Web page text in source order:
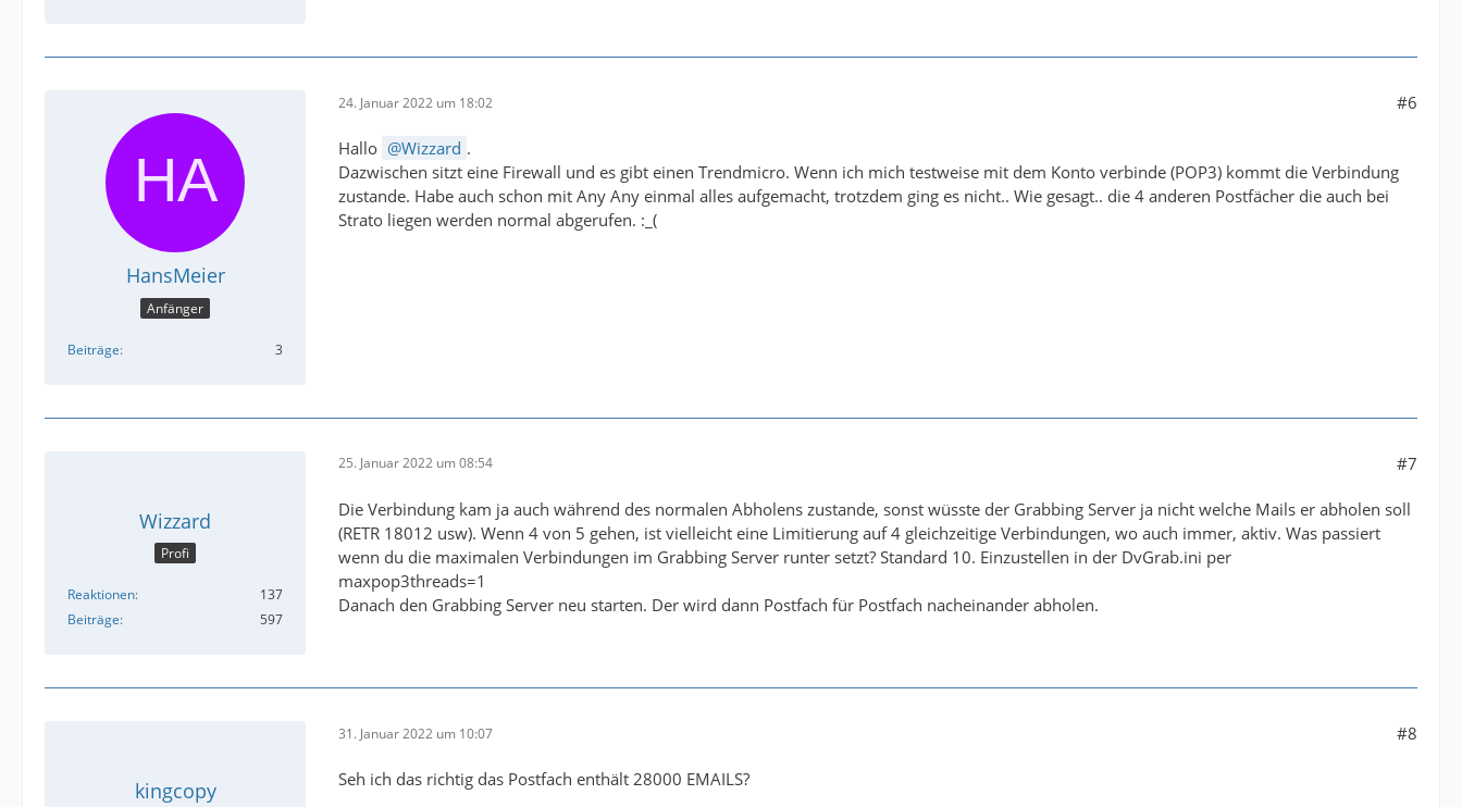
HansMeier
Anfänger
Beiträge 3
24. Januar 2022 um 18:02 #6
Hallo Wizzard .
Dazwischen sitzt eine Firewall und es gibt einen Trendmicro. Wenn ich mich testweise mit dem Konto verbinde (POP3) kommt die Verbindung
zustande. Habe auch schon mit Any Any einmal alles aufgemacht, trotzdem ging es nicht.. Wie gesagt.. die 4 anderen Postfächer die auch bei
Strato liegen werden normal abgerufen. :_(
Wizzard
Profi
Reaktionen
137
Beiträge
597
25. Januar 2022 um 08:54 #7
Die Verbindung kam ja auch während des normalen Abholens zustande, sonst wüsste der Grabbing Server ja nicht welche Mails er abholen soll
(RETR 18012 usw). Wenn 4 von 5 gehen, ist vielleicht eine Limitierung auf 4 gleichzeitige Verbindungen, wo auch immer, aktiv. Was passiert
wenn du die maximalen Verbindungen im Grabbing Server runter setzt? Standard 10. Einzustellen in der DvGrab.ini per
maxpop3threads=1
Danach den Grabbing Server neu starten. Der wird dann Postfach für Postfach nacheinander abholen.
kingcopy
31. Januar 2022 um 10:07 #8
Seh ich das richtig das Postfach enthält 28000 EMAILS?